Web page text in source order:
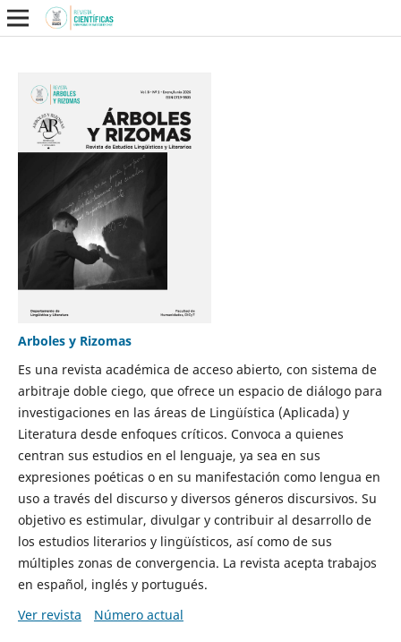
Arboles y Rizomas
Es una revista académica de acceso abierto, con sistema de
arbitraje doble ciego, que ofrece un espacio de diálogo para
investigaciones en las áreas de Lingüística (Aplicada) y
Literatura desde enfoques críticos. Convoca a quienes
centran sus estudios en el lenguaje, ya sea en sus
expresiones poéticas o en su manifestación como lengua en
uso a través del discurso y diversos géneros discursivos. Su
objetivo es estimular, divulgar y contribuir al desarrollo de
los estudios literarios y lingüísticos, así como de sus
múltiples zonas de convergencia. La revista acepta trabajos
en español, inglés y portugués.
Ver revista
Número actual